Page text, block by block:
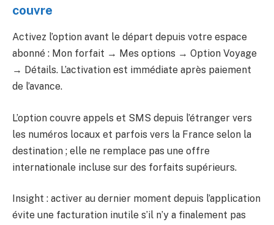
couvre
Activez l’option avant le départ depuis votre espace
abonné : Mon forfait → Mes options → Option Voyage
→ Détails. L’activation est immédiate après paiement
de l’avance.
L’option couvre appels et SMS depuis l’étranger vers
les numéros locaux et parfois vers la France selon la
destination ; elle ne remplace pas une offre
internationale incluse sur des forfaits supérieurs.
Insight : activer au dernier moment depuis l’application
évite une facturation inutile s’il n’y a finalement pas